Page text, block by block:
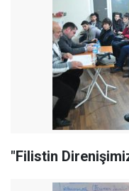
"Filistin